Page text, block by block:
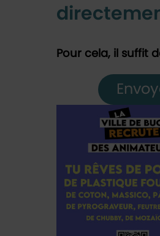
Pour cela, il suffit